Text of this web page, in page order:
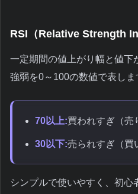
RSI（Relative Strength
一定期間の値上がり幅と値下
強弱を0～100の数値で表しま
70以上:買われすぎ（売
30以下:売られすぎ（買
シンプルで使いやすく、初心